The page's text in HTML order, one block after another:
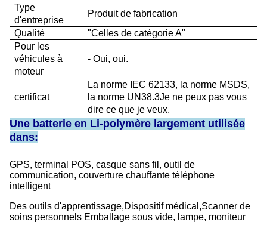
Type
d'entreprise
Produit de fabrication
Qualité
"Celles de catégorie A"
Pour les
véhicules à
moteur
- Oui, oui.
certificat
La norme IEC 62133, la norme MSDS,
la norme UN38.3Je ne peux pas vous
dire ce que je veux.
Une batterie en Li-polymère largement utilisée
dans:
GPS, terminal POS, casque sans fil, outil de
communication, couverture chauffante téléphone
intelligent
Des outils d'apprentissage,Dispositif médical,Scanner de
soins personnels Emballage sous vide, lampe, moniteur